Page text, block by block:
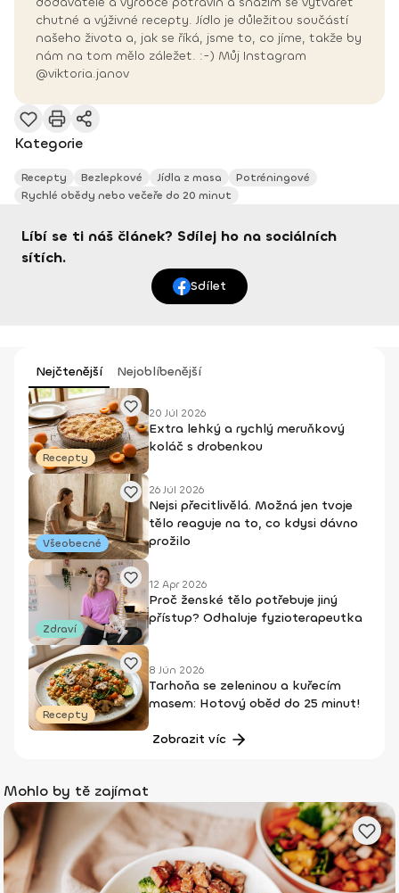
chutné a výživné recepty. Jídlo je důležitou součástí
našeho života a, jak se říká, jsme to, co jíme, takže by
nám na tom mělo záležet. :-) Můj Instagram
@viktoria.janov
Kategorie
Recepty Bezlepkové Jídla z masa
Potréningové
Rychlé obědy nebo večeře do 20 minut
Líbí se ti náš článek? Sdílej ho na sociálních
sítích.
Sdílet
Nejčtenější Nejoblíbenější
Recepty
20 Júl 2026
Extra lehký a rychlý meruňkový
koláč s drobenkou
Všeobecné
26 Júl 2026
Nejsi přecitlivělá. Možná jen tvoje
tělo reaguje na to, co kdysi dávno
prožilo
Zdraví
12 Apr 2026
Proč ženské tělo potřebuje jiný
přístup? Odhaluje fyzioterapeutka
Recepty
8 Jún 2026
Tarhoňa se zeleninou a kuřecím
masem: Hotový oběd do 25 minut!
Zobrazit víc
Mohlo by tě zajímat